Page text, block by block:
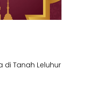
di Tanah Leluhur